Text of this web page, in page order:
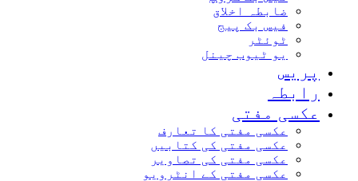
ضابطہ اخلاق
فیس بک پیج
ٹوئٹر
یو ٹیوب چینل
پریس
رابطہ
عکسی مفتی
عکسی مفتی کا تعارف
عکسی مفتی کی کتابیں
عکسی مفتی کی تصاویر
عکسی مفتی کے انٹرویو